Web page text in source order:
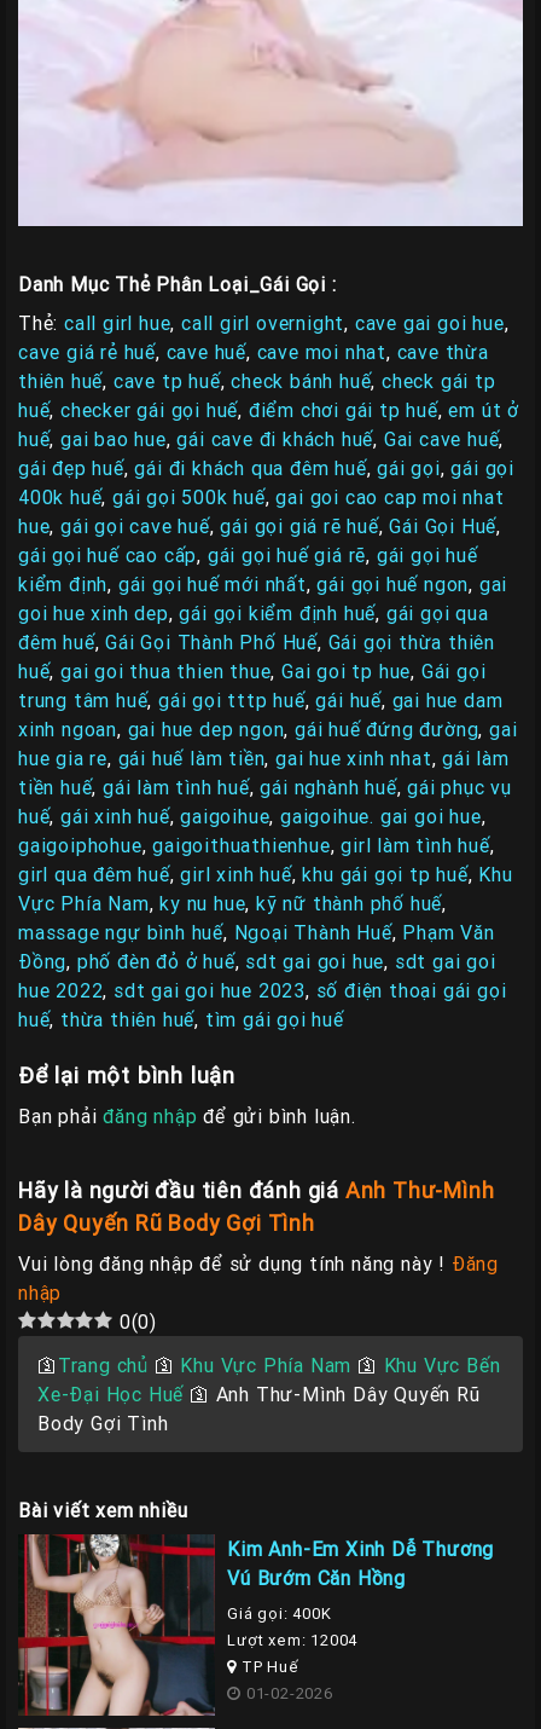
Danh Mục Thẻ Phân Loại_Gái Gọi :
Thẻ: call girl hue,call girl overnight, cave gai goi hue,
cave giá rẻ huế, cave huế, cave moi nhat, cave thừa
thiên huế, cave tp huế,check bánh huế,check gái tp
huế,checker gái gọi huế, điểm chơi gái tp huế,em út ở
huế,gai bao hue,gái cave đi khách huế, Gai cave huế,
gái đẹp huế,gái đi khách qua đêm huế,gái gọi,gái gọi
400k huế,gái gọi 500k huế,gai goi cao cap moi nhat
hue,gái gọi cave huế,gái gọi giá rẽ huế,Gái Gọi Huế,
gái gọi huế cao cấp, gái gọi huế giá rẽ, gái gọi huế
kiểm định, gái gọi huế mới nhất,gái gọi huế ngon, gai
goi hue xinh dep,gái gọi kiểm định huế, gái gọi qua
đêm huế,Gái Gọi Thành Phố Huế, Gái gọi thừa thiên
huế,gai goi thua thien thue,Gai goi tp hue, Gái gọi
trung tâm huế,gái gọi tttp huế,gái huế, gai hue dam
xinh ngoan, gai hue dep ngon,gái huế đứng đường,gai
hue gia re, gái huế làm tiền,gai hue xinh nhat,gái làm
tiền huế,gái làm tình huế,gái nghành huế,gái phục vụ
huế,gái xinh huế,gaigoihue,gaigoihue. gai goi hue,
gaigoiphohue,gaigoithuathienhue,girl làm tình huế,
girl qua đêm huế,girl xinh huế,khu gái gọi tp huế, Khu
Vực Phía Nam,ky nu hue,kỹ nữ thành phố huế,
massage ngự bình huế, Ngoại Thành Huế, Phạm Văn
Đồng, phố đèn đỏ ở huế, sdt gai goi hue, sdt gai goi
hue 2022, sdt gai goi hue 2023, số điện thoại gái gọi
huế, thừa thiên huế, tìm gái gọi huế
Để lại một bình luận
Bạn phảiđăng nhập để gửi bình luận.
Hãy là người đầu tiên đánh giá Anh Thư-Mình
Dây Quyến Rũ Body Gợi Tình
Vui lòng đăng nhập để sử dụng tính năng này ! Đăng
nhập
0(0)
🛐 Trang chủ 🛐 Khu Vực Phía Nam 🛐 Khu Vực Bến
Xe-Đại Học Huế 🛐 Anh Thư-Mình Dây Quyến Rũ
Body Gợi Tình
Bài viết xem nhiều
Kim Anh-Em Xinh Dễ Thương
Vú Bướm Căn Hồng
Giá gọi: 400K
Lượt xem: 12004
TP Huế
01-02-2026